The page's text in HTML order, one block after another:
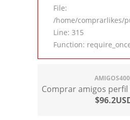
File:
/home/comprarlikes/
Line: 315
Function:
Comprar amigos perfil